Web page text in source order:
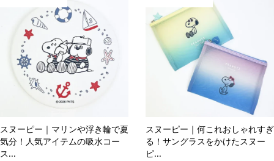
スヌーピー｜マリンや浮き輪で夏
気分！人気アイテムの吸水コー
ス...
スヌーピー｜何これおしゃれすぎ
る！サングラスをかけたスヌー
ピ...